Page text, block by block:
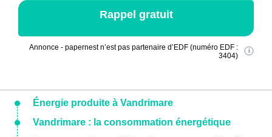
Rappel gratuit
Annonce - papernest n’est pas partenaire d’EDF (numéro EDF :
3404)
Énergie produite à Vandrimare
Vandrimare : la consommation énergétique